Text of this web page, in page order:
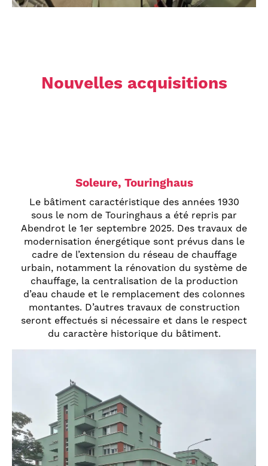
Nouvelles acquisitions
Soleure, Touringhaus
Le bâtiment caractéristique des années 1930
sous le nom de Touringhaus a été repris par
Abendrot le 1er septembre 2025. Des travaux de
modernisation énergétique sont prévus dans le
cadre de l’extension du réseau de chauffage
urbain, notamment la rénovation du système de
chauffage, la centralisation de la production
d’eau chaude et le remplacement des colonnes
montantes. D’autres travaux de construction
seront effectués si nécessaire et dans le respect
du caractère historique du bâtiment.
Soyez toujours informés
Aucune publicité mais des informations régulières,
intéressantes et passionnantes directement dans
votre boîte aux lettres numérique.
Abonnez-vous à notre bulletin d'information!
Chiffres et faits
Projets immobiliers
Titres de placement
Compte annuel 2025 (en allemand)
Publications